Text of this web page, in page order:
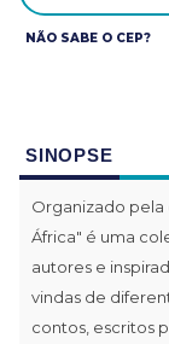
NÃO SABE O CEP?
SINOPSE
Organizado pela
África" é uma
autores e
vindas de
contos, escritos